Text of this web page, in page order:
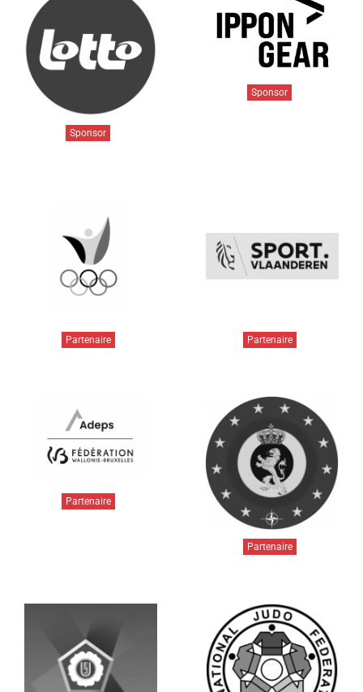
Sponsor
Sponsor
Partenaire Partenaire
Partenaire
Partenaire